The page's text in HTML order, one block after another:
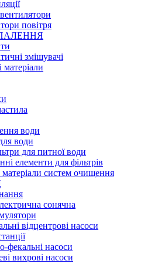
повітря
змішувачі
води
води
для питної води
елементи для фільтрів
матеріали систем очищення
сонячна
відцентрові насоси
фекальні насоси
вихрові насоси